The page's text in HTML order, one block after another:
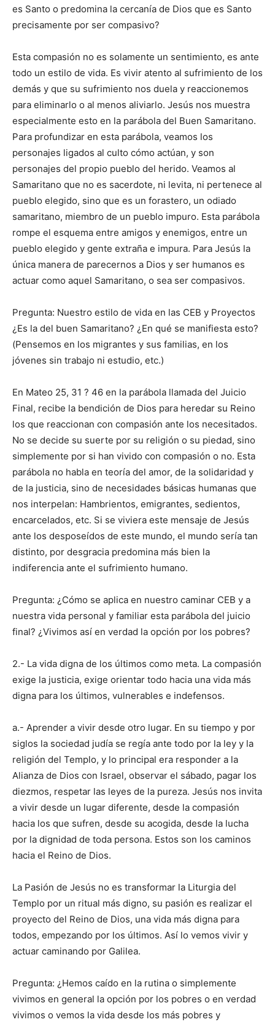
es Santo o predomina la cercanía de Dios que es Santo
precisamente por ser compasivo?
Esta compasión no es solamente un sentimiento, es ante
todo un estilo de vida. Es vivir atento al sufrimiento de los
demás y que su sufrimiento nos duela y reaccionemos
para eliminarlo o al menos aliviarlo. Jesús nos muestra
especialmente esto en la parábola del Buen Samaritano.
Para profundizar en esta parábola, veamos los
personajes ligados al culto cómo actúan, y son
personajes del propio pueblo del herido. Veamos al
Samaritano que no es sacerdote, ni levita, ni pertenece al
pueblo elegido, sino que es un forastero, un odiado
samaritano, miembro de un pueblo impuro. Esta parábola
rompe el esquema entre amigos y enemigos, entre un
pueblo elegido y gente extraña e impura. Para Jesús la
única manera de parecernos a Dios y ser humanos es
actuar como aquel Samaritano, o sea ser compasivos.
Pregunta: Nuestro estilo de vida en las CEB y Proyectos
¿Es la del buen Samaritano? ¿En qué se manifiesta esto?
(Pensemos en los migrantes y sus familias, en los
jóvenes sin trabajo ni estudio, etc.)
En Mateo 25, 31 ? 46 en la parábola llamada del Juicio
Final, recibe la bendición de Dios para heredar su Reino
los que reaccionan con compasión ante los necesitados.
No se decide su suerte por su religión o su piedad, sino
simplemente por si han vivido con compasión o no. Esta
parábola no habla en teoría del amor, de la solidaridad y
de la justicia, sino de necesidades básicas humanas que
nos interpelan: Hambrientos, emigrantes, sedientos,
encarcelados, etc. Si se viviera este mensaje de Jesús
ante los desposeídos de este mundo, el mundo sería tan
distinto, por desgracia predomina más bien la
indiferencia ante el sufrimiento humano.
Pregunta: ¿Cómo se aplica en nuestro caminar CEB y a
nuestra vida personal y familiar esta parábola del juicio
final? ¿Vivimos así en verdad la opción por los pobres?
2.- La vida digna de los últimos como meta. La compasión
exige la justicia, exige orientar todo hacia una vida más
digna para los últimos, vulnerables e indefensos.
a.- Aprender a vivir desde otro lugar. En su tiempo y por
siglos la sociedad judía se regía ante todo por la ley y la
religión del Templo, y lo principal era responder a la
Alianza de Dios con Israel, observar el sábado, pagar los
diezmos, respetar las leyes de la pureza. Jesús nos invita
a vivir desde un lugar diferente, desde la compasión
hacia los que sufren, desde su acogida, desde la lucha
por la dignidad de toda persona. Estos son los caminos
hacia el Reino de Dios.
La Pasión de Jesús no es transformar la Liturgia del
Templo por un ritual más digno, su pasión es realizar el
proyecto del Reino de Dios, una vida más digna para
todos, empezando por los últimos. Así lo vemos vivir y
actuar caminando por Galilea.
Pregunta: ¿Hemos caído en la rutina o simplemente
vivimos en general la opción por los pobres o en verdad
vivimos o vemos la vida desde los más pobres y